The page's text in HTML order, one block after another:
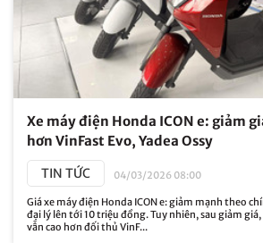
Xe máy điện Honda ICON e: giảm
hơn VinFast Evo, Yadea Ossy
TIN TỨC 04/03/2026 08:00
Giá xe máy điện Honda ICON e: giảm mạnh theo
đại lý lên tới 10 triệu đồng. Tuy nhiên, sau giảm
vẫn cao hơn đối thủ VinF...